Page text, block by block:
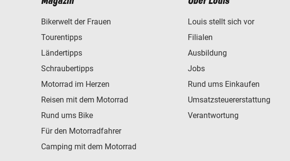
Bikerwelt der Frauen
Tourentipps
Ländertipps
Schraubertipps
Motorrad im Herzen
Reisen mit dem Motorrad
Rund ums Bike
Für den Motorradfahrer
Camping mit dem Motorrad
Louis stellt sich vor
Filialen
Ausbildung
Jobs
Rund ums Einkaufen
Umsatzsteuererstattung
Verantwortung